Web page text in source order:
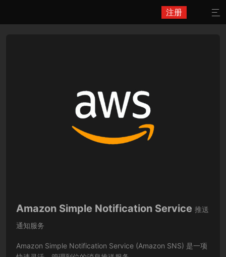
注册 
Amazon Simple Notification Service 推送
通知服务
Amazon Simple Notification Service (Amazon SNS) 是一项